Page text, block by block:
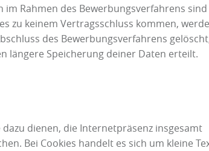
Rahmen des Bewerbungsverfahrens sind
zu keinem Vertragsschluss kommen,
des Bewerbungsverfahrens
längere Speicherung deiner Daten erteilt.
dienen, die Internetpräsenz insgesamt
Bei Cookies handelt es sich um kleine